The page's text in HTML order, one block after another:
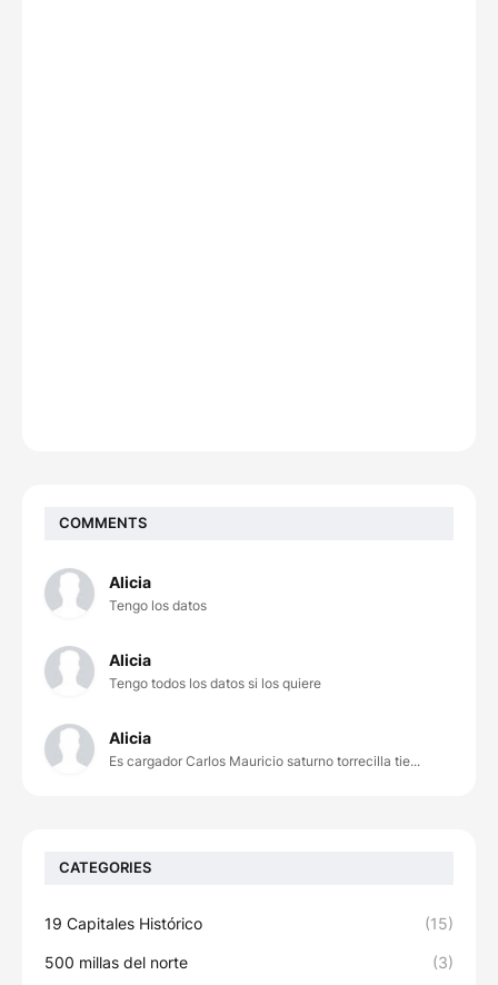
COMMENTS
Alicia
Tengo los datos
Alicia
Tengo todos los datos si los quiere
Alicia
Es cargador Carlos Mauricio saturno torrecilla tie...
CATEGORIES
19 Capitales Histórico (15)
500 millas del norte (3)